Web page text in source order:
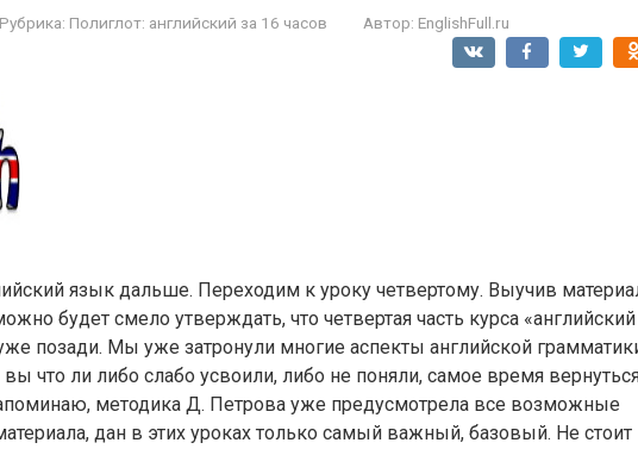
Рубрика: Полиглот: английский за 16 часов Автор: EnglishFull.ru
язык дальше. Переходим к уроку четвертому. Выучив
будет смело утверждать, что четвертая часть курса
позади. Мы уже затронули многие аспекты английской
вы что ли либо слабо усвоили, либо не поняли, самое время
методика Д. Петрова уже предусмотрела все возможные
дан в этих уроках только самый важный, базовый. Не стоит